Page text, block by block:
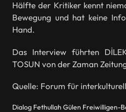
Hälfte der Kritiker kennt
Bewegung und hat keine
Hand.
Das Interview führten
TOSUN von der Zaman
Quelle: Forum für
Dialog Fethullah Gülen Freiwilligen-